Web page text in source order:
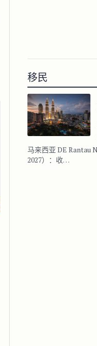
移民
马来西亚 DE Rantau
2027）：收…